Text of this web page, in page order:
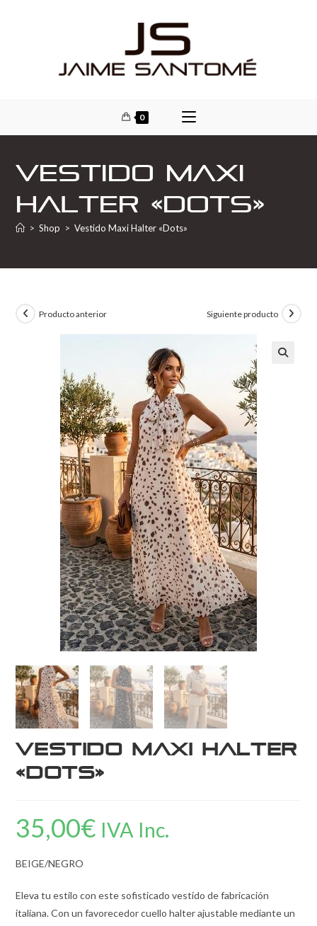
0
Vestido Maxi
Halter «Dots»
> Shop > Vestido Maxi Halter «Dots»
Producto anterior Siguiente producto
Vestido Maxi Halter
«Dots»
35,00€ IVA Inc.
BEIGE/NEGRO
Eleva tu estilo con este sofisticado vestido de fabricación
italiana. Con un favorecedor cuello halter ajustable mediante un